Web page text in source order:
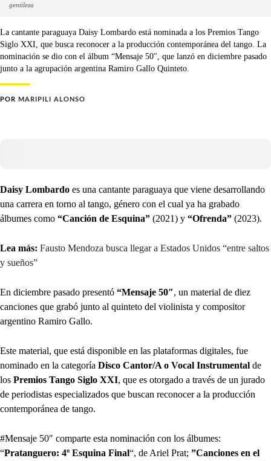
gentileza
La cantante paraguaya Daisy Lombardo está nominada a los Premios Tango
Siglo XXI, que busca reconocer a la producción contemporánea del tango. La
nominación se dio con el álbum “Mensaje 50″, que lanzó en diciembre pasado
junto a la agrupación argentina Ramiro Gallo Quinteto.
POR MARIPILI ALONSO
Daisy Lombardo es una cantante paraguaya que viene desarrollando
una carrera en torno al tango, género con el cual ya ha grabado
álbumes como “Canción de Esquina” (2021) y “Ofrenda” (2023).
Lea más: Fausto Mendoza busca llegar a Estados Unidos “entre saltos
y sueños”
En diciembre pasado presentó “Mensaje 50″, un material de diez
canciones que grabó junto al quinteto del violinista y compositor
argentino Ramiro Gallo.
Este material, que está disponible en las plataformas digitales, fue
nominado en la categoría Disco Cantor/A o Vocal Instrumental de
los Premios Tango Siglo XXI, que es otorgado a través de un jurado
de periodistas especializados que buscan reconocer a la producción
contemporánea de tango.
#Mensaje 50″ comparte esta nominación con los álbumes:
“Pratanguero: 4º Esquina Final“, de Ariel Prat; ”Canciones en el